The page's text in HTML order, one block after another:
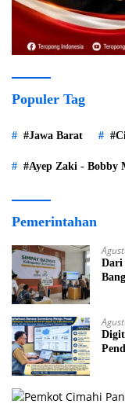
Populer Tag
#Jawa Barat
#Ayep Zaki - Bobby
Pemerintahan
Dari